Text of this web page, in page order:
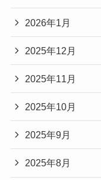
2026年1月
2025年12月
2025年11月
2025年10月
2025年9月
2025年8月